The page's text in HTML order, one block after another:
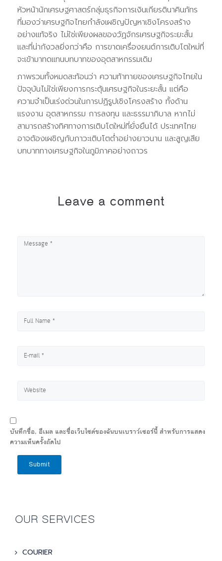
หัวหน้านักเศรษฐศาสตร์กลุ่มธุรกิจการเงินเกียรตินาคินภัทร
ที่มองว่าเศรษฐกิจไทยกำลังเผชิญปัญหาเชิงโครงสร้าง
อย่างแท้จริง ไม่ใช่เพียงผลของวัฏจักรเศรษฐกิจระยะสั้น
และที่น่ากังวลยิ่งกว่าคือ การขาดเครื่องยนต์การเติบโตใหม่ที่
จะเข้ามาทดแทนบทบาทของอุตสาหกรรมเดิม
ภาพรวมทั้งหมดสะท้อนว่า ความท้าทายของเศรษฐกิจไทยใน
ปัจจุบันไม่ใช่เพียงการกระตุ้นเศรษฐกิจในระยะสั้น แต่คือ
ความจำเป็นเร่งด่วนในการปฏิรูปเชิงโครงสร้าง ทั้งด้าน
แรงงาน อุตสาหกรรม การลงทุน และธรรมาภิบาล หากไม่
สามารถสร้างทิศทางการเติบโตใหม่ที่ยั่งยืนได้ ประเทศไทย
อาจต้องเผชิญกับภาวะเติบโตต่ำอย่างยาวนาน และสูญเสีย
บทบาททางเศรษฐกิจในภูมิภาคอย่างถาวร
Leave a comment
บันทึกชื่อ, อีเมล และชื่อเว็บไซต์ของฉันบนเบราว์เซอร์นี้ สำหรับการแสดง
ความเห็นครั้งถัดไป
Submit
OUR SERVICES
COURIER